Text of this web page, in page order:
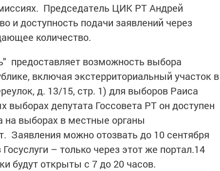
Председатель ЦИК РТ Андрей
и доступность подачи заявлений через
количество.
предоставляет возможность выбора
включая экстерриториальный участок в
д. 13/15, стр. 1) для выборов Раиса
выборах депутата Госсовета РТ он доступен
на выборах в местные органы
Заявления можно отозвать до 10 сентября
– только через этот же портал.14
будут открыты с 7 до 20 часов.